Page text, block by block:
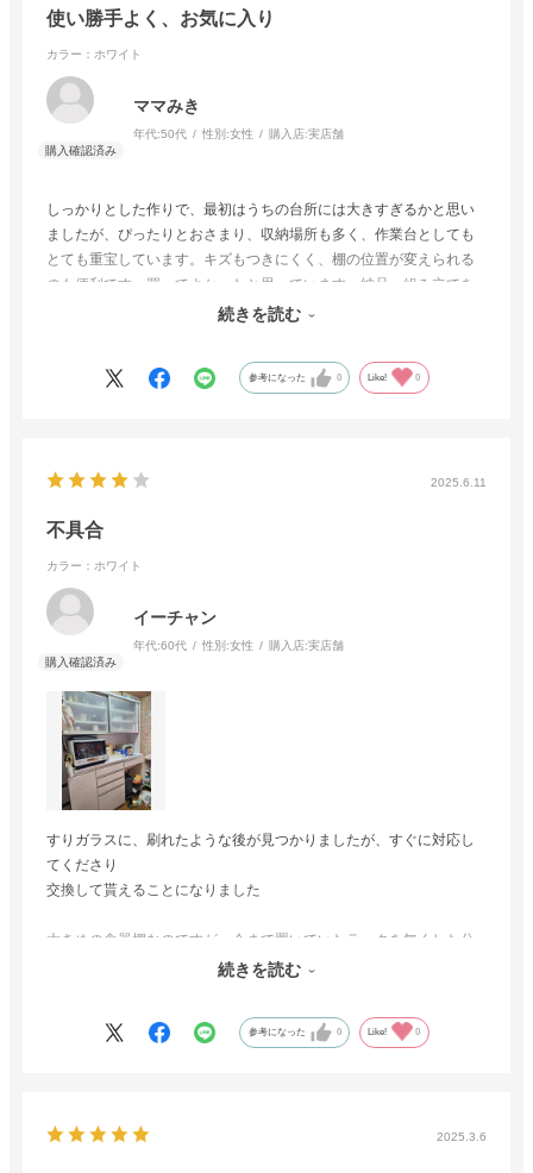
使い勝手よく、お気に入り
カラー：ホワイト
ママみき
年代:50代 性別:女性 購入店:実店舗
しっかりとした作りで、最初はうちの台所には大きすぎるかと思い
ましたが、ぴったりとおさまり、収納場所も多く、作業台としても
とても重宝しています。キズもつきにくく、棚の位置が変えられる
のも便利です。買ってよかったと思っています。納品、組み立てを
素早くしてくださったおかげでとても助かりました。文句なしのお
続きを読む
参考になった 0 Like! 0
2025.6.11
不具合
カラー：ホワイト
イーチャン
年代:60代 性別:女性 購入店:実店舗
すりガラスに、刷れたような後が見つかりましたが、すぐに対応し
てくださり
交換して貰えることになりました
大きめの食器棚なのですが、今まで置いていたラックを無くした分
続きを読む
参考になった 0 Like! 0
2025.3.6